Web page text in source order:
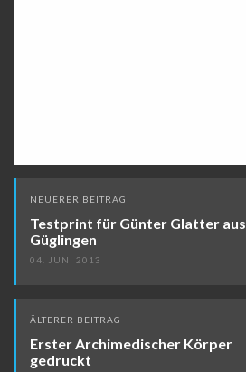
Beitragsnavigation
NEUERER BEITRAG
Testprint für Günter Glatter aus
Güglingen
04. JUNI 2013
ÄLTERER BEITRAG
Erster Archimedischer Körper
gedruckt